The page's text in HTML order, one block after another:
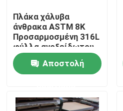
Σπίτι
Προϊόντα
Βίντεο
Πλάκα χάλυβα
άνθρακα ASTM 8K
Προσαρμοσμένη 316L
φύλλα ανοξείδωτου
χάλυβα
Αποστολή